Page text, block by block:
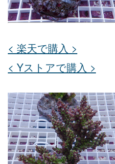
< 楽天で購入 >
< Yストアで購入 >